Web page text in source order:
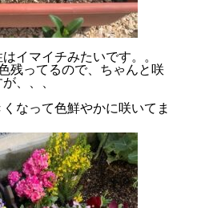
イマイチみたいです。。
残ってるので、ちゃんと咲
、、、
なって色鮮やかに咲いてま